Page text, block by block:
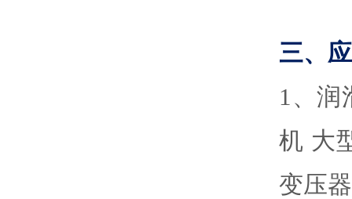
三、
1、润
机 大
变压